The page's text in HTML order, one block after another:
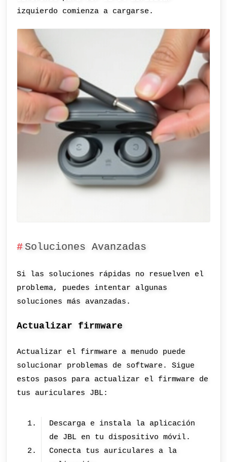
izquierdo comienza a cargarse.
Soluciones Avanzadas
Si las soluciones rápidas no resuelven el
problema, puedes intentar algunas
soluciones más avanzadas.
Actualizar firmware
Actualizar el firmware a menudo puede
solucionar problemas de software. Sigue
estos pasos para actualizar el firmware de
tus auriculares JBL:
Descarga e instala la aplicación
de JBL en tu dispositivo móvil.
Conecta tus auriculares a la